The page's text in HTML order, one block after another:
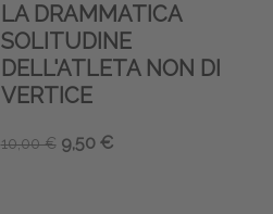
LA DRAMMATICA
SOLITUDINE
DELL'ATLETA NON DI
VERTICE
10,00 € 9,50 €